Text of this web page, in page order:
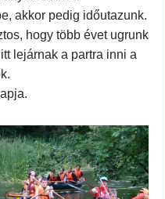
akkor pedig időutazunk.
hogy több évet ugrunk
lejárnak a partra inni a